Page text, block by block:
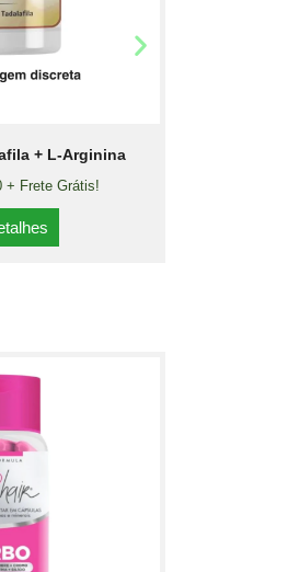
+ L-Arginina
+ Frete Grátis!